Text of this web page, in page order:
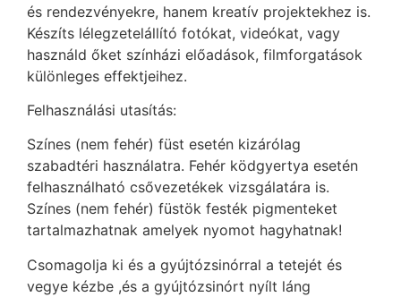
és rendezvényekre, hanem kreatív projektekhez is.
Készíts lélegzetelállító fotókat, videókat, vagy
használd őket színházi előadások, filmforgatások
különleges effektjeihez.
Felhasználási utasítás:
Színes (nem fehér) füst esetén kizárólag
szabadtéri használatra. Fehér ködgyertya esetén
felhasználható csővezetékek vizsgálatára is.
Színes (nem fehér) füstök festék pigmenteket
tartalmazhatnak amelyek nyomot hagyhatnak!
Csomagolja ki és a gyújtózsinórral a tetejét és
vegye kézbe ,és a gyújtózsinórt nyílt láng